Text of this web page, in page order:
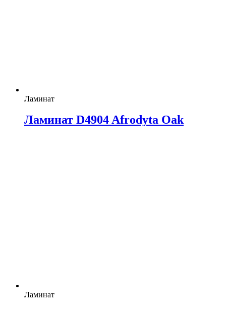
Ламинат
Ламинат D4904 Afrodyta Oak
Ламинат